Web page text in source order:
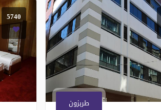
طربزون
5740